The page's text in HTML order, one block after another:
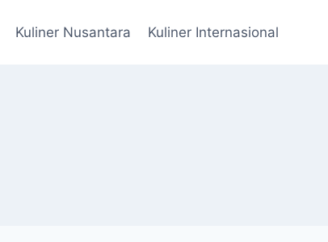
Kuliner Nusantara Kuliner Internasional